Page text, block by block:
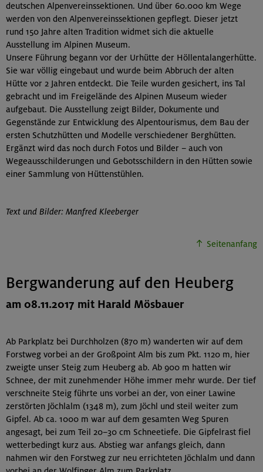
deutschen Alpenvereinssektionen. Und über 60.000 km Wege
werden von den Alpenvereinssektionen gepflegt. Dieser jetzt
rund 150 Jahre alten Tradition widmet sich die aktuelle
Ausstellung im Alpinen Museum.
Unsere Führung begann vor der Urhütte der Höllentalangerhütte.
Sie war völlig eingebaut und wurde beim Abbruch der alten
Hütte vor 2 Jahren entdeckt. Die Teile wurden gesichert, ins Tal
gebracht und im Freigelände des Alpinen Museum wieder
aufgebaut. Die Ausstellung zeigt Bilder, Dokumente und
Gegenstände zur Entwicklung des Alpentourismus, dem Bau der
ersten Schutzhütten und Modelle verschiedener Berghütten.
Ergänzt wird das noch durch Fotos und Bilder – auch von
Wegeausschilderungen und Gebotsschildern in den Hütten sowie
einer Sammlung von Hüttenstühlen.
Text und Bilder: Manfred Kleeberger
Seitenanfang
Bergwanderung auf den Heuberg
am 08.11.2017 mit Harald Mösbauer
Ab Parkplatz bei Durchholzen (870 m) wanderten wir auf dem
Forstweg vorbei an der Großpoint Alm bis zum Pkt. 1120 m, hier
zweigte unser Steig zum Heuberg ab. Ab 900 m hatten wir
Schnee, der mit zunehmender Höhe immer mehr wurde. Der tief
verschneite Steig führte uns vorbei an der, von einer Lawine
zerstörten Jöchlalm (1348 m), zum Jöchl und steil weiter zum
Gipfel. Ab ca. 1000 m war auf dem gesamten Weg Spuren
angesagt, bei zum Teil 20–30 cm Schneetiefe. Die Gipfelrast fiel
wetterbedingt kurz aus. Abstieg war anfangs gleich, dann
nahmen wir den Forstweg zur neu errichteten Jöchlalm und dann